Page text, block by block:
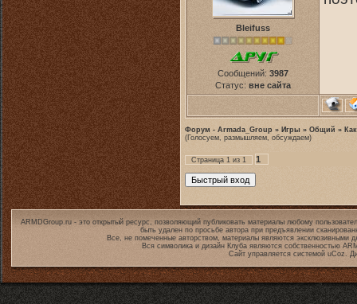
Bleifuss
Сообщений: 3987
Статус: вне сайта
Форум - Armada_Group » Игры » Общий »
(Голосуем, размышляем, обсуждаем)
Страница 1 из 1 1
ARMDGroup.ru - это открытый ресурс, позволяющий публиковать материалы любому
быть удален по просьбе автора при предъявлении
Все, не помеченные авторством, материалы являются эксклюзивными
Вся символика и дизайн Клуба являются собственностью
Сайт управляется системой uCoz.